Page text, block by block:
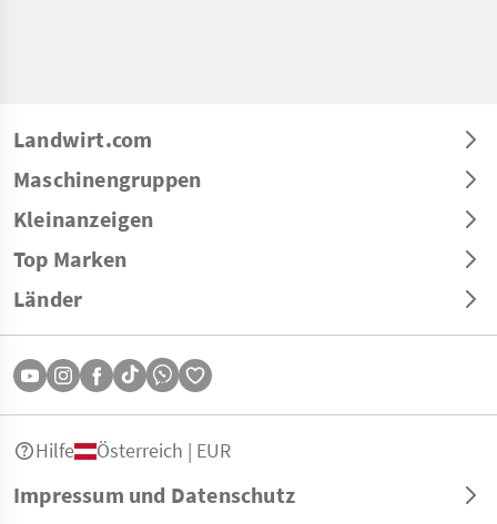
Landwirt.com
Maschinengruppen
Kleinanzeigen
Top Marken
Länder
Impressum und Datenschutz
Hilfe Österreich | EUR